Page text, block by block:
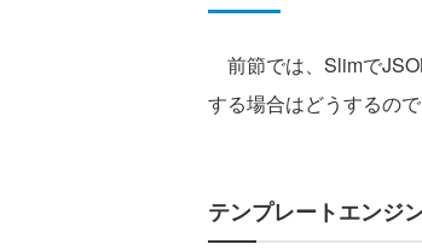
前節では、Slimで
する場合はどうするの
テンプレートエンジ